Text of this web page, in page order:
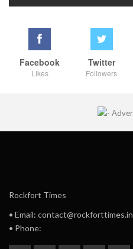
Facebook
Likes
Twitter
Followers
Rockfort Times
• Email: contact@rockforttimes.in
• Phone: